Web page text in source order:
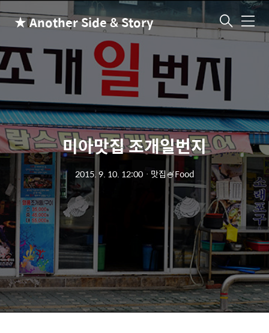
★ Another Side & Story 메
뉴
미아맛집 조개일번지
2015. 9. 10. 12:00ㆍ 맛집🍧Food